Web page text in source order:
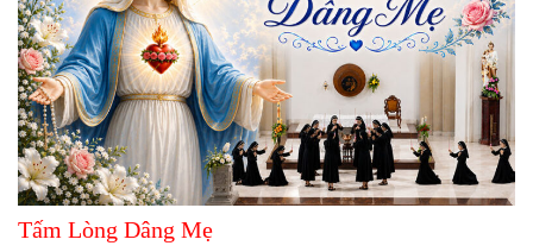
Tấm Lòng Dâng Mẹ